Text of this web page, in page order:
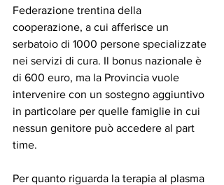
Federazione trentina della
cooperazione, a cui afferisce un
serbatoio di 1000 persone specializzate
nei servizi di cura. Il bonus nazionale è
di 600 euro, ma la Provincia vuole
intervenire con un sostegno aggiuntivo
in particolare per quelle famiglie in cui
nessun genitore può accedere al part
time.
Per quanto riguarda la terapia al plasma